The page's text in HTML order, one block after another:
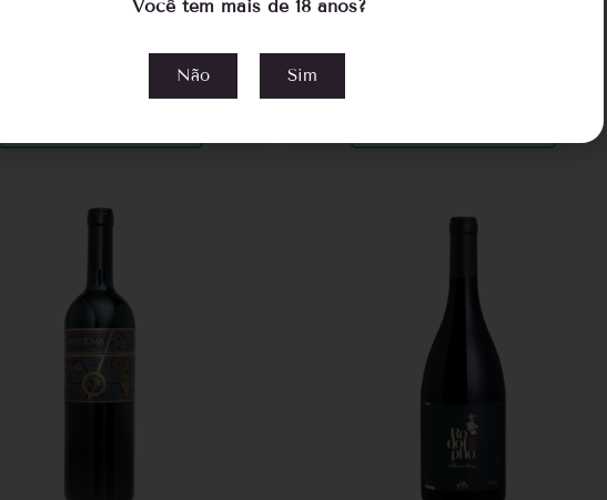
Compre pelo WhatsApp
Você tem mais de 18 anos?
Não Sim